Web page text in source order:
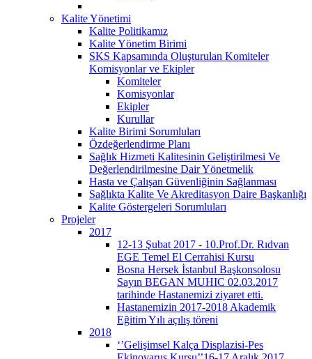
Kalite Yönetimi
Kalite Politikamız
Kalite Yönetim Birimi
SKS Kapsamında Oluşturulan Komiteler
Komisyonlar ve Ekipler
Komiteler
Komisyonlar
Ekipler
Kurullar
Kalite Birimi Sorumluları
Özdeğerlendirme Planı
Sağlık Hizmeti Kalitesinin Geliştirilmesi Ve
Değerlendirilmesine Dair Yönetmelik
Hasta ve Çalışan Güvenliğinin Sağlanması
Sağlıkta Kalite Ve Akreditasyon Daire Başkanlığı
Kalite Göstergeleri Sorumluları
Projeler
2017
12-13 Şubat 2017 - 10.Prof.Dr. Rıdvan
EGE Temel El Cerrahisi Kursu
Bosna Hersek İstanbul Başkonsolosu
Sayın BEGAN MUHIC 02.03.2017
tarihinde Hastanemizi ziyaret etti.
Hastanemizin 2017-2018 Akademik
Eğitim Yılı açılış töreni
2018
‘’Gelişimsel Kalça Displazisi-Pes